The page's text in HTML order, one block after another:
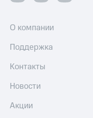
О компании
Поддержка
Контакты
Новости
Акции